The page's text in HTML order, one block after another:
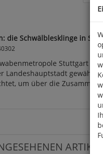
die Schwälblesklinge in
Stuttgart
Landeshauptstadt
um über die
ARTIKEL: